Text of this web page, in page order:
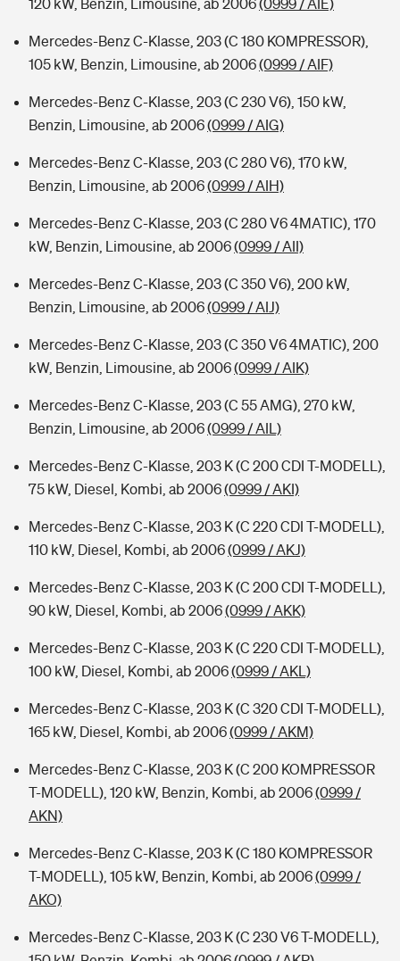
120 kW, Benzin, Limousine, ab 2006(0999 / AIE)
Mercedes-Benz C-Klasse, 203 (C 180 KOMPRESSOR),
105 kW, Benzin, Limousine, ab 2006(0999 / AIF)
Mercedes-Benz C-Klasse, 203 (C 230 V6), 150 kW,
Benzin, Limousine, ab 2006(0999 / AIG)
Mercedes-Benz C-Klasse, 203 (C 280 V6), 170 kW,
Benzin, Limousine, ab 2006(0999 / AIH)
Mercedes-Benz C-Klasse, 203 (C 280 V6 4MATIC), 170
kW, Benzin, Limousine, ab 2006(0999 / AII)
Mercedes-Benz C-Klasse, 203 (C 350 V6), 200 kW,
Benzin, Limousine, ab 2006(0999 / AIJ)
Mercedes-Benz C-Klasse, 203 (C 350 V6 4MATIC), 200
kW, Benzin, Limousine, ab 2006(0999 / AIK)
Mercedes-Benz C-Klasse, 203 (C 55 AMG), 270 kW,
Benzin, Limousine, ab 2006(0999 / AIL)
Mercedes-Benz C-Klasse, 203 K (C 200 CDI T-MODELL),
75 kW, Diesel, Kombi, ab 2006(0999 / AKI)
Mercedes-Benz C-Klasse, 203 K (C 220 CDI T-MODELL),
110 kW, Diesel, Kombi, ab 2006(0999 / AKJ)
Mercedes-Benz C-Klasse, 203 K (C 200 CDI T-MODELL),
90 kW, Diesel, Kombi, ab 2006(0999 / AKK)
Mercedes-Benz C-Klasse, 203 K (C 220 CDI T-MODELL),
100 kW, Diesel, Kombi, ab 2006(0999 / AKL)
Mercedes-Benz C-Klasse, 203 K (C 320 CDI T-MODELL),
165 kW, Diesel, Kombi, ab 2006(0999 / AKM)
Mercedes-Benz C-Klasse, 203 K (C 200 KOMPRESSOR
T-MODELL), 120 kW, Benzin, Kombi, ab 2006(0999 /
AKN)
Mercedes-Benz C-Klasse, 203 K (C 180 KOMPRESSOR
T-MODELL), 105 kW, Benzin, Kombi, ab 2006(0999 /
AKO)
Mercedes-Benz C-Klasse, 203 K (C 230 V6 T-MODELL),